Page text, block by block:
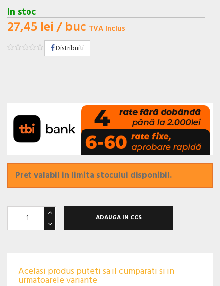
In stoc
27,45 lei/ buc TVA Inclus
Distribuiti
Pret valabil in limita stocului disponibil.
ADAUGA IN COS
Acelasi produs puteti sa il cumparati si in
urmatoarele variante